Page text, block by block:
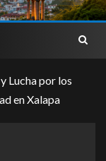
Lucha por los
en Xalapa